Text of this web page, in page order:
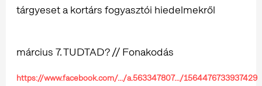
tárgyeset a kortárs fogyasztói hiedelmekről
március 7. TUDTAD? // Fonakodás
https://www.facebook.com/.../a.563347807.../1564476733937429